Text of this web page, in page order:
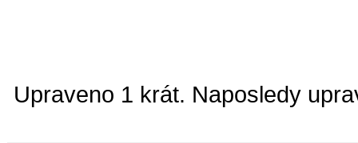
Upraveno 1 krát. Naposledy